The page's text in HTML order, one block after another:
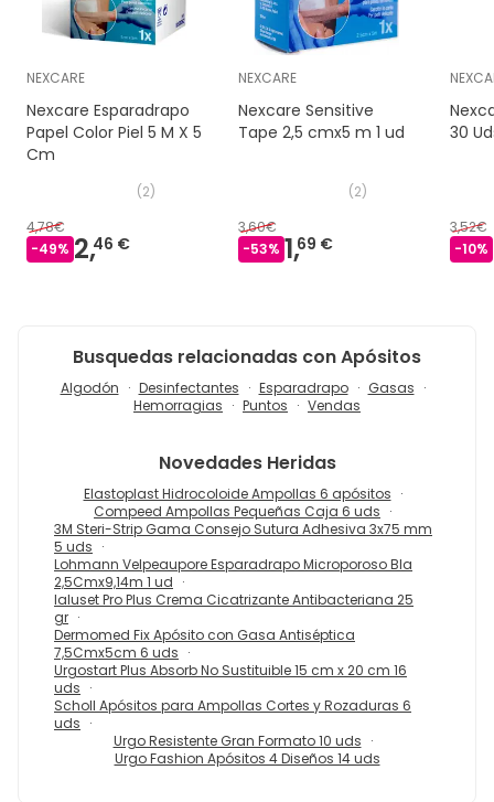
NEXCARE
Nexcare Esparadrapo
Papel Color Piel 5 M X 5
Cm
(2)
4,78€
-49% 2,46 €
NEXCARE
Nexcare Sensitive
Tape 2,5 cmx5 m 1 ud
(2)
3,60€
-53% 1,69 €
30
3,52€
-10%
Busquedas relacionadas con Apósitos
Algodón Desinfectantes Esparadrapo
Gasas
Hemorragias
Puntos Vendas
Novedades Heridas
Elastoplast Hidrocoloide Ampollas 6 apósitos
Compeed Ampollas Pequeñas Caja 6 uds
3M Steri-Strip Gama Consejo Sutura Adhesiva 3x75 mm
5 uds
Lohmann Velpeaupore Esparadrapo Microporoso Bla
2,5Cmx9,14m 1 ud
Ialuset Pro Plus Crema Cicatrizante Antibacteriana 25
gr
Dermomed Fix Apósito con Gasa Antiséptica
7,5Cmx5cm 6 uds
Urgostart Plus Absorb No Sustituible 15 cm x 20 cm 16
uds
Scholl Apósitos para Ampollas Cortes y Rozaduras 6
uds
Urgo Resistente Gran Formato 10 uds
Urgo Fashion Apósitos 4 Diseños 14 uds